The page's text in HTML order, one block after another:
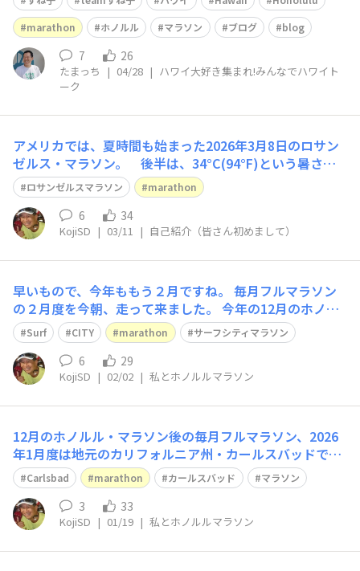
marathon
ホノルル マラソン ブログ blog
7 26
たまっち | 04/28 | ハワイ大好き集まれ!みんなでハワイト
ーク
アメリカでは、夏時間も始まった2026年3月8日のロサン
ゼルス・マラソン。 後半は、34°C(94°F)という暑さ。
ハリウッド大通りのドルビー・シアター前は、今週末のア
カデミー賞の準備がすすんでいました。 これで、ロサン
ゼルス・マラソンの27回目を何とか終え、 このまま毎月
フルマラソンを続ければ、
ロサンゼルスマラソン marathon
6 34
KojiSD | 03/11 | 自己紹介（皆さん初めまして）
早いもので、今年ももう２月ですね。 毎月フルマラソン
の２月度を今朝、走って来ました。 今年の12月のホノル
ルマラソンが今から待ち遠しいです。 トレーニングも頑
張らないと、と実感しました。 2月度のフルマラソンは、
南カリフォルニアのサーフィンメッカの街、Huntington
Beachものを、今回もY
Surf CITY marathon サーフシティマラソン
6 29
KojiSD | 02/02 | 私とホノルルマラソン
12月のホノルル・マラソン後の毎月フルマラソン、2026
年1月度は地元のカリフォルニア州・カールスバッドで
す。 今朝走って来ました。 早速、YouTubeにビデオをあ
げてみました。 ビデオ(6分): https://youtu.be/ouIsYLp5
ML8 ショート(59秒): https://yo
Carlsbad marathon カールスバッド マラソン
3 33
KojiSD | 01/19 | 私とホノルルマラソン